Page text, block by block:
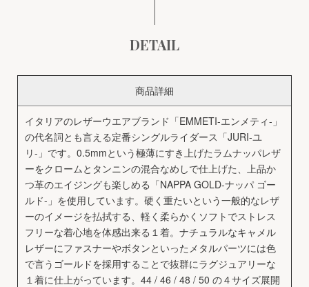
DETAIL
商品詳細
イタリアのレザーウエアブランド「EMMETI-エンメティ-」
の代名詞とも言える定番シングルライダース「JURI-ユ
リ-」です。0.5mmという極薄にすき上げたラムナッパレザ
ーをクロームとタンニンの混合なめしで仕上げた、上品か
つ革のエイジングも楽しめる「NAPPA GOLD-ナッパ ゴー
ルド-」を使用しています。硬く重たいという一般的なレザ
ーのイメージを払拭する、軽く柔らかくソフトでストレス
フリーな着心地を体感出来る１着。ナチュラルなキャメル
レザーにファスナーやボタンといったメタルパーツには色
で言うゴールドを採用することで抜群にラグジュアリーな
１着に仕上がっています。44 / 46 / 48 / 50 の４サイズ展開